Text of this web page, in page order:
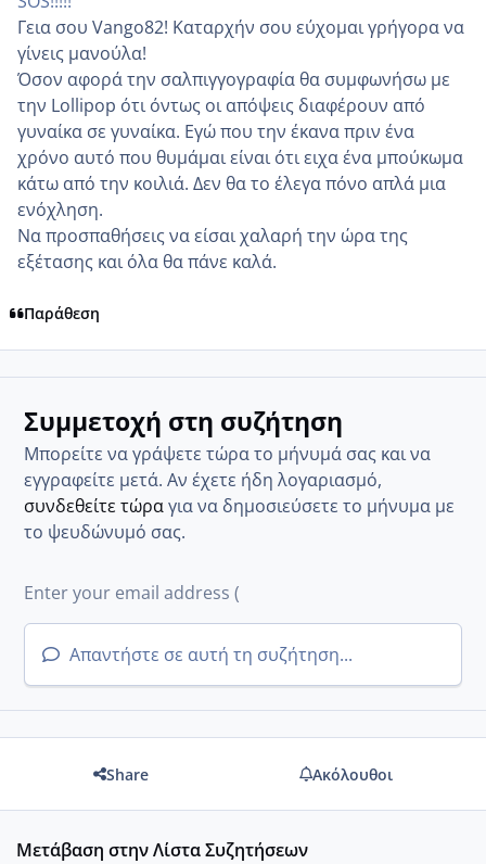
Γεια σου Vango82! Καταρχήν σου εύχομαι γρήγορα να
γίνεις μανούλα!
Όσον αφορά την σαλπιγγογραφία θα συμφωνήσω με
την Lollipop ότι όντως οι απόψεις διαφέρουν από
γυναίκα σε γυναίκα. Εγώ που την έκανα πριν ένα
χρόνο αυτό που θυμάμαι είναι ότι ειχα ένα μπούκωμα
κάτω από την κοιλιά. Δεν θα το έλεγα πόνο απλά μια
ενόχληση.
Να προσπαθήσεις να είσαι χαλαρή την ώρα της
εξέτασης και όλα θα πάνε καλά.
Παράθεση
Συμμετοχή στη συζήτηση
Μπορείτε να γράψετε τώρα το μήνυμά σας και να
εγγραφείτε μετά. Αν έχετε ήδη λογαριασμό,
συνδεθείτε τώραγια να δημοσιεύσετε το μήνυμα με
το ψευδώνυμό σας.
Απαντήστε σε αυτή τη συζήτηση...
Share Ακόλουθοι
Μετάβαση στην Λίστα Συζητήσεων